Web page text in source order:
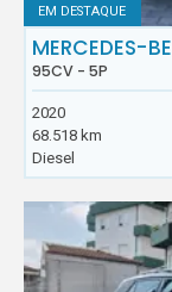
EM DESTAQUE
MERCEDES-
95CV - 5P
2020
68.518 km
Diesel